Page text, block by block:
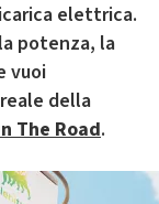
elettrica.
potenza, la
vuoi
della
The Road.